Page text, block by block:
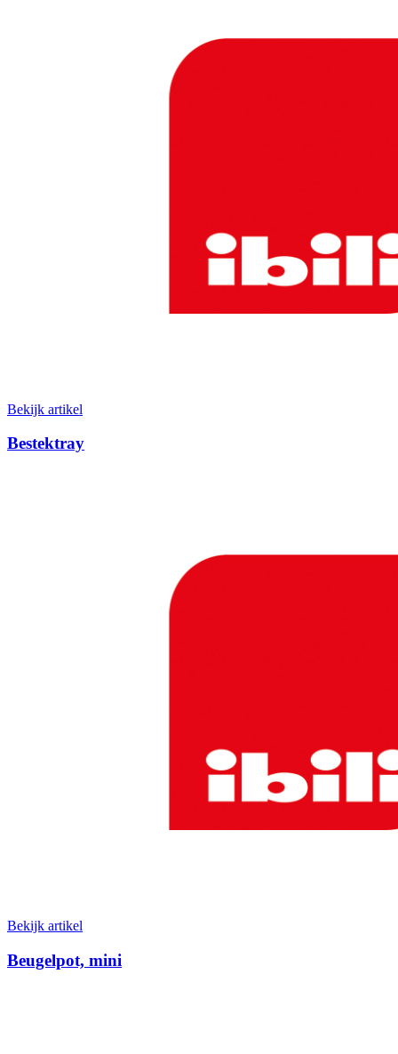
Bekijk artikel
Bestektray
Bekijk artikel
Beugelpot, mini